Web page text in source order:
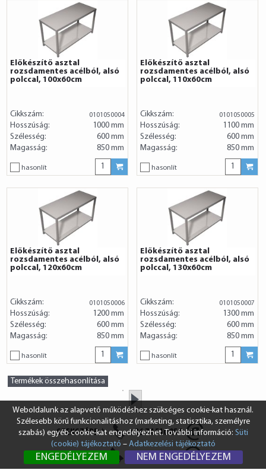
SZEKSZÁRD +36 74 510 054
info@vendi.hu
BUDAPEST +36 1 431 8687
Előkészítő asztal
rozsdamentes acélból, alsó
polccal, 100x60cm
Cikkszám: 0101050004
Hosszúság:
1000 mm
Szélesség:
600 mm
Magasság:
850 mm
hasonlít
Előkészítő asztal
rozsdamentes acélból, alsó
polccal, 110x60cm
Cikkszám: 0101050005
Hosszúság:
1100 mm
Szélesség:
600 mm
Magasság:
850 mm
hasonlít
Előkészítő asztal
rozsdamentes acélból, alsó
polccal, 120x60cm
Cikkszám: 0101050006
Hosszúság:
1200 mm
Szélesség:
600 mm
Magasság:
850 mm
hasonlít
Előkészítő asztal
rozsdamentes acélból, alsó
polccal, 130x60cm
Cikkszám: 0101050007
Hosszúság:
1300 mm
Szélesség:
600 mm
Magasság:
850 mm
hasonlít
Termékek összehasonlítása
»
Weboldalunk az alapvető működéshez szükséges cookie-kat használ.
Szélesebb körű funkcionalitáshoz (marketing, statisztika, személyre
szabás) egyéb cookie-kat engedélyezhet. További információ: Süti
(cookie) tájékoztató – Adatkezelési tájékoztató
ENGEDÉLYEZEM NEM ENGEDÉLYEZEM